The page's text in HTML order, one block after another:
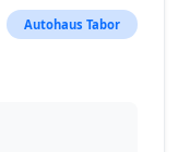
Autohaus Tabor